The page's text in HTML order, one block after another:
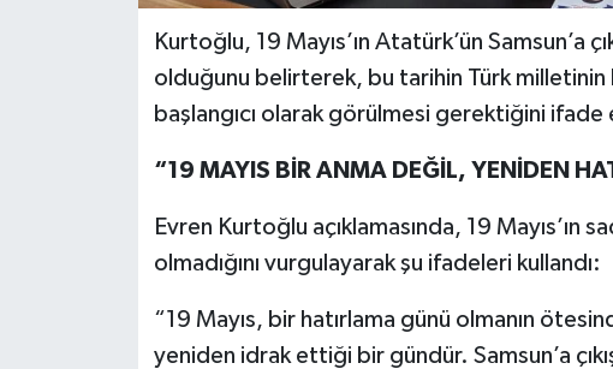
Kurtoğlu, 19 Mayıs’ın Atatürk’ün Samsun’a
olduğunu belirterek, bu tarihin Türk
başlangıcı olarak görülmesi gerektiğini
“19 MAYIS BİR ANMA DEĞİL, YENİDEN
Evren Kurtoğlu açıklamasında, 19 Mayıs’ın
olmadığını vurgulayarak şu ifadeleri kullandı:
“19 Mayıs, bir hatırlama günü olmanın
yeniden idrak ettiği bir gündür. Samsun’a